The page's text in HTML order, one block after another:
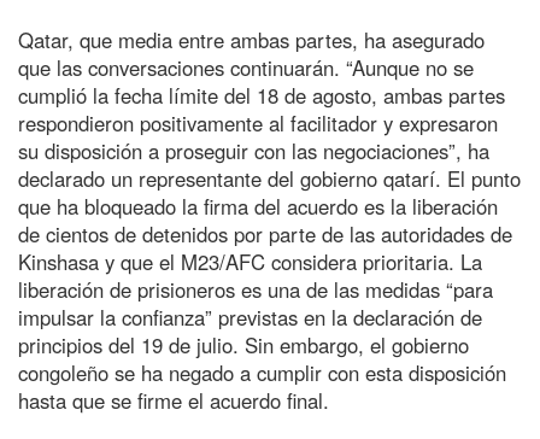
Qatar, que media entre ambas partes, ha asegurado
que las conversaciones continuarán. “Aunque no se
cumplió la fecha límite del 18 de agosto, ambas partes
respondieron positivamente al facilitador y expresaron
su disposición a proseguir con las negociaciones”, ha
declarado un representante del gobierno qatarí. El punto
que ha bloqueado la firma del acuerdo es la liberación
de cientos de detenidos por parte de las autoridades de
Kinshasa y que el M23/AFC considera prioritaria. La
liberación de prisioneros es una de las medidas “para
impulsar la confianza” previstas en la declaración de
principios del 19 de julio. Sin embargo, el gobierno
congoleño se ha negado a cumplir con esta disposición
hasta que se firme el acuerdo final.